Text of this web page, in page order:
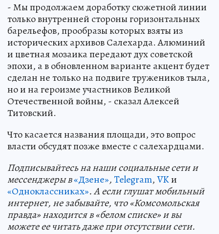
- Мы продолжаем доработку сюжетной линии
только внутренней стороны горизонтальных
барельефов, прообразы которых взяты из
исторических архивов Салехарда. Алюминий
и цветная мозаика передают дух советской
эпохи, а в обновленном варианте акцент будет
сделан не только на подвиге тружеников тыла,
но и на героизме участников Великой
Отечественной войны, - сказал Алексей
Титовский.
Что касается названия площади, это вопрос
власти обсудят позже вместе с салехардцами.
Подписывайтесь на наши социальные сети и
мессенджеры в«Дзене»,Telegram,VKи
«Одноклассниках». А если глушат мобильный
интернет, не забывайте, что «Комсомольская
правда» находится в «белом списке» и вы
можете ее читать даже при отсутствии сети.